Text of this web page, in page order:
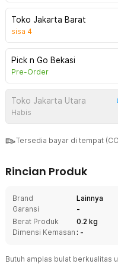
Toko Jakarta Barat
sisa 4
Pick n Go Bekasi
Pre-Order
Toko Jakarta Utara
Habis
Tersedia bayar di tempat
Rincian Produk
Brand
Lainnya
Garansi
-
Berat Produk
0.2 kg
Dimensi Kemasan : -
Butuh amplas bulat berkualitas